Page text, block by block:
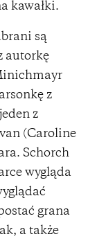
kawałki.
są
autorkę
z
z
(Caroline
Schorch
wygląda
grana
a także